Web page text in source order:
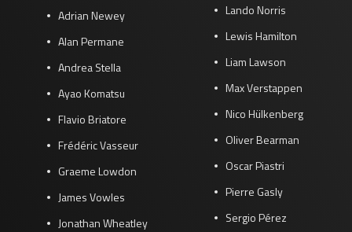
Adrian Newey
Alan Permane
Andrea Stella
Ayao Komatsu
Flavio Briatore
Frédéric Vasseur
Graeme Lowdon
James Vowles
Jonathan Wheatley
Lando Norris
Lewis Hamilton
Liam Lawson
Max Verstappen
Nico Hülkenberg
Oliver Bearman
Oscar Piastri
Pierre Gasly
Sergio Pérez